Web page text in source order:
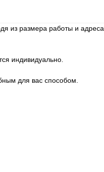
из размера работы и адреса
индивидуально.
для вас способом.